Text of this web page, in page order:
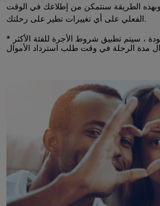
الطريقة سنتمكن من إطلاعك في الوقت
الفعلي على أي تغييرات تطير على رحلتك.
* عند شراء تذكرة ذهاب وعودة ، سيتم تطبيق شروط الأجرة للفئة الأكثر